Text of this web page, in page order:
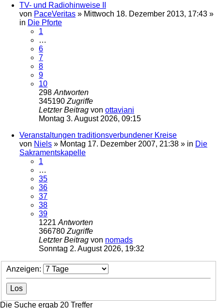
TV- und Radiohinweise II
von PaceVeritas » Mittwoch 18. Dezember 2013, 17:43 »
in Die Pforte
1
…
6
7
8
9
10
298 Antworten
345190 Zugriffe
Letzter Beitrag von ottaviani
Montag 3. August 2026, 09:15
Veranstaltungen traditionsverbundener Kreise
von Niels » Montag 17. Dezember 2007, 21:38 » in Die
Sakramentskapelle
1
…
35
36
37
38
39
1221 Antworten
366780 Zugriffe
Letzter Beitrag von nomads
Sonntag 2. August 2026, 19:32
Anzeigen:
Die Suche ergab 20 Treffer